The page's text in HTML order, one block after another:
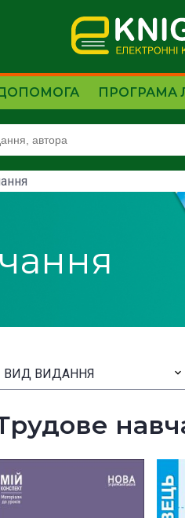
ПРОГРАМА
ВИД ВИДАННЯ ▾